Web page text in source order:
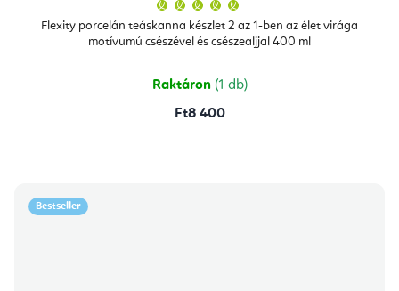
Flexity porcelán teáskanna készlet 2 az 1-ben az élet virága
motívumú csészével és csészealjjal 400 ml
átlagos
értékelése
5-
csillag.
Raktáron (1 db)
Ft8 400
Bestseller